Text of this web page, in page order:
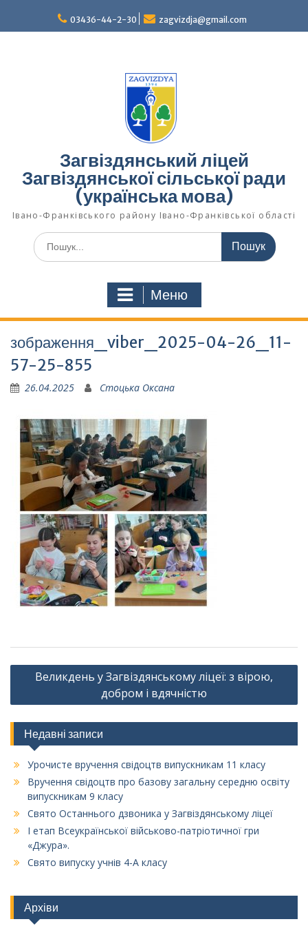
вмісту
03436-44-2-30 zagvizdja@gmail.com
Загвіздянський ліцей
Загвіздянської сільської ради
(українська мова)
Івано-Франківського району Івано-Франківської області
Шукати:
Меню
зображення_viber_2025-04-26_11-
57-25-855
26.04.2025 Стоцька Оксана
Навігація
Великдень у Загвіздянському ліцеї: з вірою,
добром і вдячністю
Недавні записи
Урочисте вручення свідоцтв випускникам 11 класу
Вручення свідоцтв про базову загальну середню освіту
випускникам 9 класу
Свято Останнього дзвоника у Загвіздянському ліцеї
І етап Всеукраїнської військово-патріотичної гри
«Джура».
Свято випуску учнів 4-А класу
Архіви